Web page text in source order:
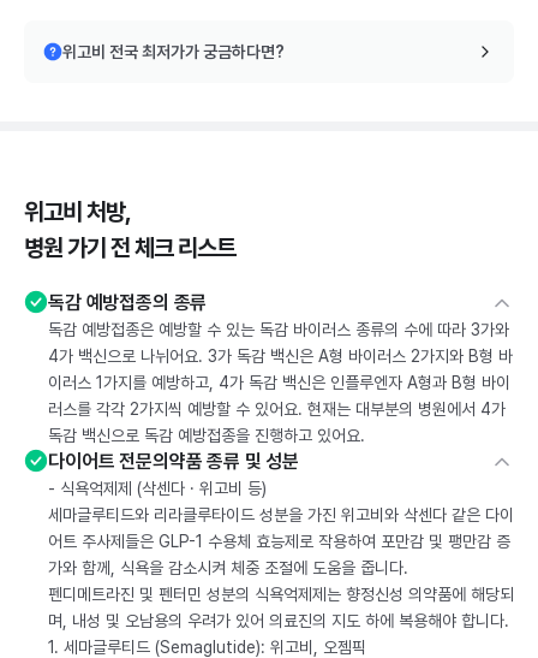
위고비 전국 최저가가 궁금하다면?
위고비 처방,
병원 가기 전 체크 리스트
독감 예방접종의 종류
독감 예방접종은 예방할 수 있는 독감 바이러스 종류의 수에 따라 3가와
4가 백신으로 나뉘어요. 3가 독감 백신은 A형 바이러스 2가지와 B형 바
이러스 1가지를 예방하고, 4가 독감 백신은 인플루엔자 A형과 B형 바이
러스를 각각 2가지씩 예방할 수 있어요. 현재는 대부분의 병원에서 4가
독감 백신으로 독감 예방접종을 진행하고 있어요.
다이어트 전문의약품 종류 및 성분
- 식욕억제제 (삭센다 · 위고비 등)
세마글루티드와 리라클루타이드 성분을 가진 위고비와 삭센다 같은 다이
어트 주사제들은 GLP-1 수용체 효능제로 작용하여 포만감 및 팽만감 증
가와 함께, 식욕을 감소시켜 체중 조절에 도움을 줍니다.
펜디메트라진 및 펜터민 성분의 식욕억제제는 향정신성 의약품에 해당되
며, 내성 및 오남용의 우려가 있어 의료진의 지도 하에 복용해야 합니다.
1. 세마글루티드 (Semaglutide): 위고비, 오젬픽